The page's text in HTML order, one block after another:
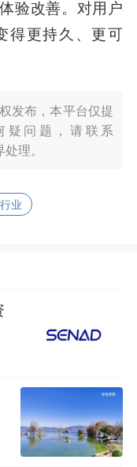
验改善。对用户
得更持久、更可
发布，本平台仅提
疑问题，请联系
理。
业